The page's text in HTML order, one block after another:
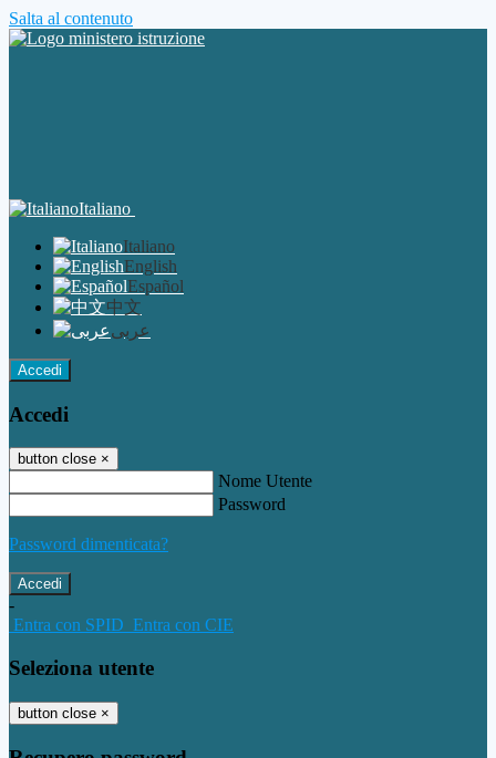
Salta al contenuto
Italiano
Italiano
English
Español
中文
عربى
Accedi
Accedi
button close ×
Nome Utente
Password
Password dimenticata?
-
Entra con SPID Entra con CIE
Seleziona utente
button close ×